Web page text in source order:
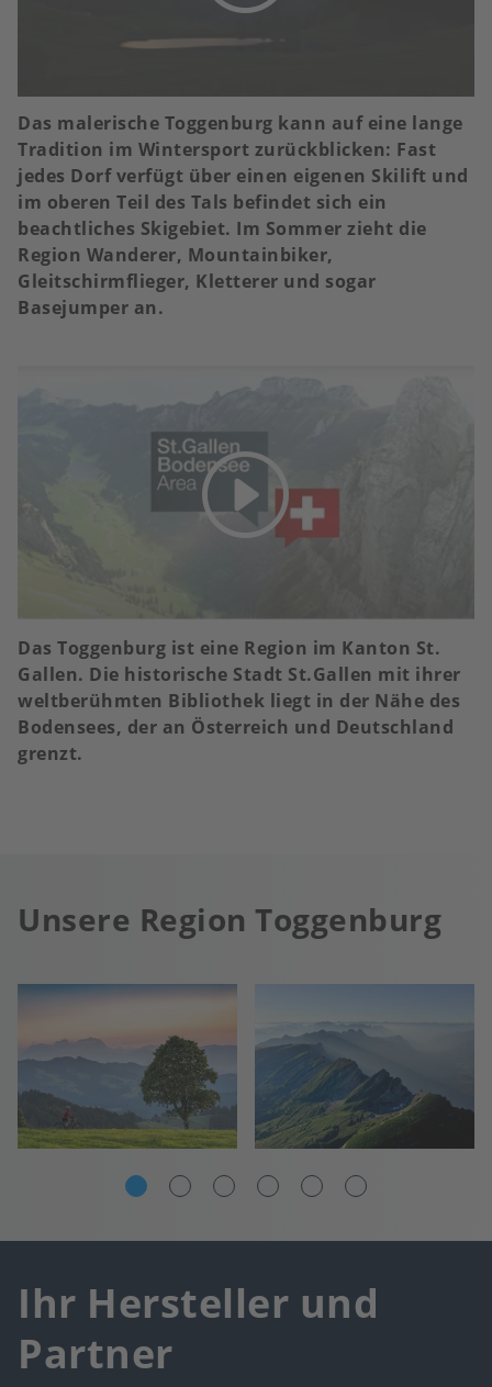
Das malerische Toggenburg kann auf eine lange
Tradition im Wintersport zurückblicken: Fast
jedes Dorf verfügt über einen eigenen Skilift und
im oberen Teil des Tals befindet sich ein
beachtliches Skigebiet. Im Sommer zieht die
Region Wanderer, Mountainbiker,
Gleitschirmflieger, Kletterer und sogar
Basejumper an.
Das Toggenburg ist eine Region im Kanton St.
Gallen. Die historische Stadt St.Gallen mit ihrer
weltberühmten Bibliothek liegt in der Nähe des
Bodensees, der an Österreich und Deutschland
grenzt.
Unsere Region Toggenburg
Ihr Hersteller und
Partner